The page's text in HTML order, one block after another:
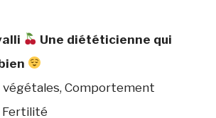
Une diététicienne qui
Comportement
Fertilité